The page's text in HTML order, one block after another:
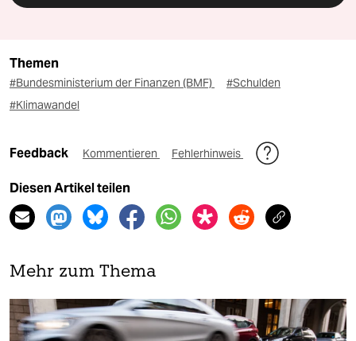
Themen
#Bundesministerium der Finanzen (BMF)
#Schulden
#Klimawandel
Feedback Kommentieren Fehlerhinweis
Diesen Artikel teilen
Mehr zum Thema